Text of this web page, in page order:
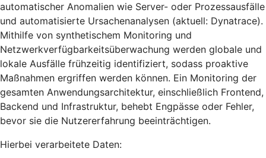
automatischer Anomalien wie Server- oder Prozessausfälle
und automatisierte Ursachenanalysen (aktuell: Dynatrace).
Mithilfe von synthetischem Monitoring und
Netzwerkverfügbarkeitsüberwachung werden globale und
lokale Ausfälle frühzeitig identifiziert, sodass proaktive
Maßnahmen ergriffen werden können. Ein Monitoring der
gesamten Anwendungsarchitektur, einschließlich Frontend,
Backend und Infrastruktur, behebt Engpässe oder Fehler,
bevor sie die Nutzererfahrung beeinträchtigen.
Hierbei verarbeitete Daten: